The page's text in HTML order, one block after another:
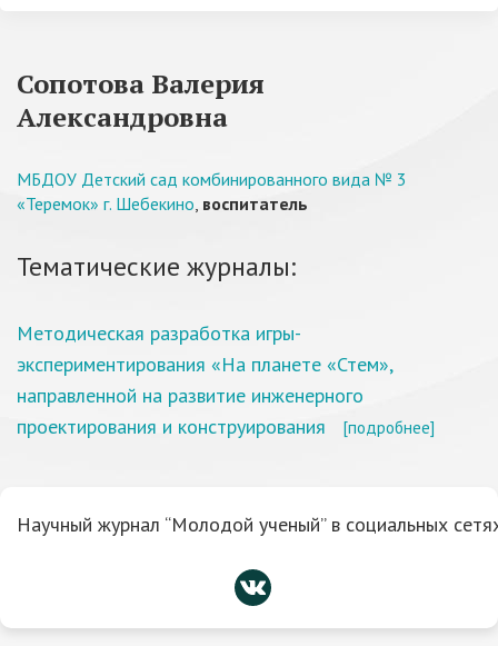
Сопотова Валерия
Александровна
МБДОУ Детский сад комбинированного вида № 3
«Теремок» г. Шебекино, воспитатель
Тематические журналы:
Методическая разработка игры-
экспериментирования «На планете «Стем»,
направленной на развитие инженерного
проектирования и конструирования
[подробнее]
Научный журнал “Молодой ученый” в социальных